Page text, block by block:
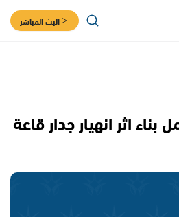
البث المباشر
اثر انهيار جدار قاعة